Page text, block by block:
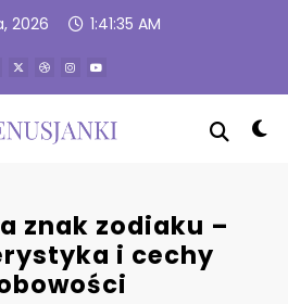
2026 1:41:37 AM
znak zodiaku –
i cechy